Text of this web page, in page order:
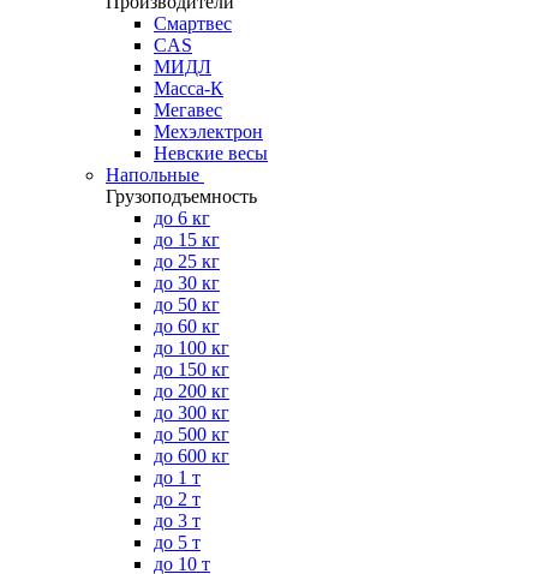
Смартвес
CAS
МИДЛ
Масса-К
Мегавес
Мехэлектрон
Невские весы
Напольные
Грузоподъемность
до 6 кг
до 15 кг
до 25 кг
до 30 кг
до 50 кг
до 60 кг
до 100 кг
до 150 кг
до 200 кг
до 300 кг
до 500 кг
до 600 кг
до 1 т
до 2 т
до 3 т
до 5 т
до 10 т